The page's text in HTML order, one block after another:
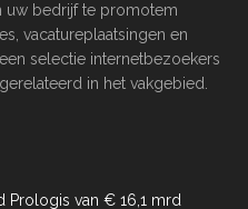
bedrijf te promotem
vacatureplaatsingen en
selectie internetbezoekers
in het vakgebied.
Prologis van € 16,1 mrd